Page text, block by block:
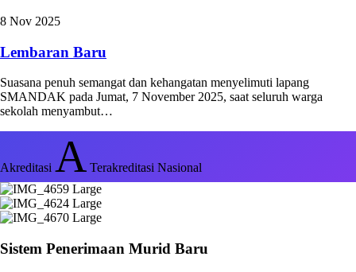
8 Nov 2025
Lembaran Baru
Suasana penuh semangat dan kehangatan menyelimuti lapang
SMANDAK pada Jumat, 7 November 2025, saat seluruh warga
sekolah menyambut…
Akreditasi A Terakreditasi Nasional
Sistem Penerimaan Murid Baru